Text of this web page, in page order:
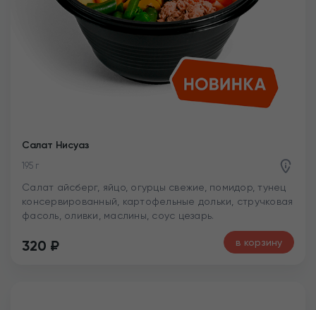
Салат Нисуаз
195 г
Салат айсберг, яйцо, огурцы свежие, помидор, тунец
консервированный, картофельные дольки, стручковая
фасоль, оливки, маслины, соус цезарь.
320 ₽ в корзину